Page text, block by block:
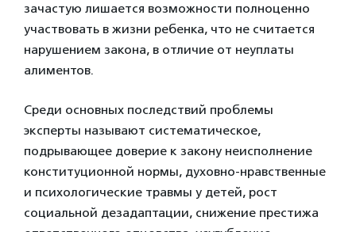
зачастую лишается возможности полноценно
участвовать в жизни ребенка, что не считается
нарушением закона, в отличие от неуплаты
алиментов.
Среди основных последствий проблемы
эксперты называют систематическое,
подрывающее доверие к закону неисполнение
конституционной нормы, духовно-нравственные
и психологические травмы у детей, рост
социальной дезадаптации, снижение престижа